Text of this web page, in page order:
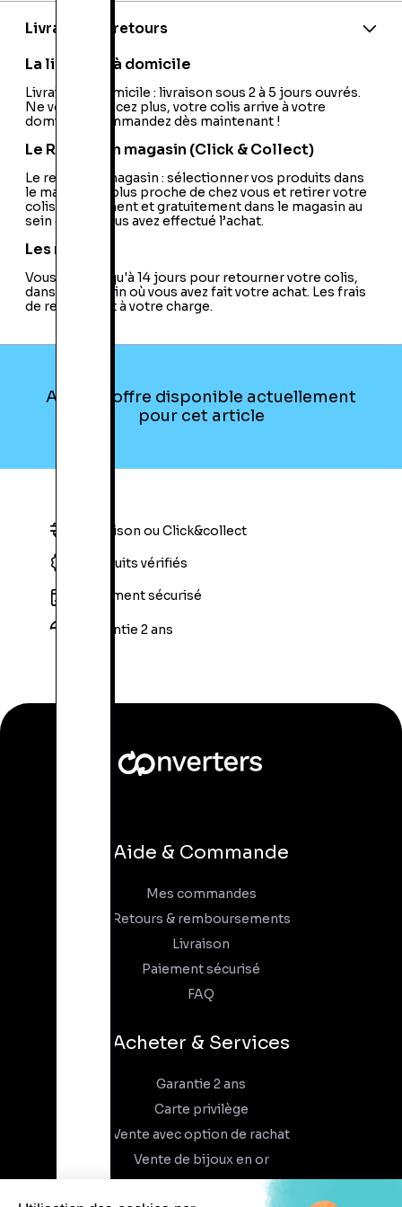
Type:
Lecteur MP3: Oui
Ecran Tactile:Non
Enregistreur MP3:Non
Caisson de Basse:Non
Wifi:
Port USB:
Oui (Type A/B)
Station d'Accueil PMP:Connexion Bluetooth
Radio Via Internet:Non
Fonction Plein Air: Non
Fonction Réveil:
Tuner Analogique:Oui
Connecteur Apple Lightning:Non
Contrôle Sans Fil (Smart Connect):
Livraison et retours
La livraison à domicile
Livraison à domicile : livraison sous 2 à 5 jours ouvrés.
Ne vous déplacez plus, votre colis arrive à votre
domicile ! Commandez dès maintenant !
Le Retrait en magasin (Click & Collect)
Le retrait en magasin : sélectionner vos produits dans
le magasin le plus proche de chez vous et retirer votre
colis directement et gratuitement dans le magasin au
sein duquel vous avez effectué l’achat.
Les retours
Vous avez jusqu'à 14 jours pour retourner votre colis,
dans le magasin où vous avez fait votre achat. Les frais
de retour sont à votre charge.
Aucune offre disponible actuellement
pour cet article
Livraison ou Click&collect
Produits vérifiés
Paiement sécurisé
Garantie 2 ans
Aide & Commande
Mes commandes
Retours & remboursements
Livraison
Paiement sécurisé
FAQ
Acheter & Services
Garantie 2 ans
Carte privilège
Vente avec option de rachat
Vente de bijoux en or